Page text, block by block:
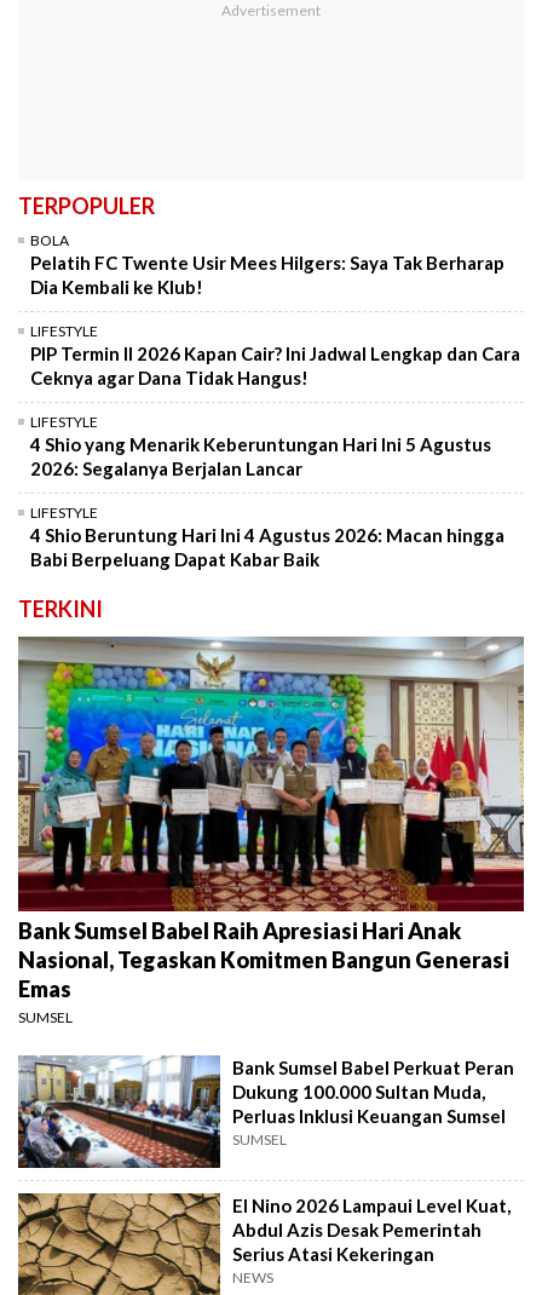
TERPOPULER
BOLA
Pelatih FC Twente Usir Mees Hilgers: Saya Tak Berharap
Dia Kembali ke Klub!
LIFESTYLE
PIP Termin II 2026 Kapan Cair? Ini Jadwal Lengkap dan Cara
Ceknya agar Dana Tidak Hangus!
LIFESTYLE
4 Shio yang Menarik Keberuntungan Hari Ini 5 Agustus
2026: Segalanya Berjalan Lancar
LIFESTYLE
4 Shio Beruntung Hari Ini 4 Agustus 2026: Macan hingga
Babi Berpeluang Dapat Kabar Baik
TERKINI
Bank Sumsel Babel Raih Apresiasi Hari Anak
Nasional, Tegaskan Komitmen Bangun Generasi
Emas
SUMSEL
Bank Sumsel Babel Perkuat Peran
Dukung 100.000 Sultan Muda,
Perluas Inklusi Keuangan Sumsel
SUMSEL
El Nino 2026 Lampaui Level Kuat,
Abdul Azis Desak Pemerintah
Serius Atasi Kekeringan
NEWS